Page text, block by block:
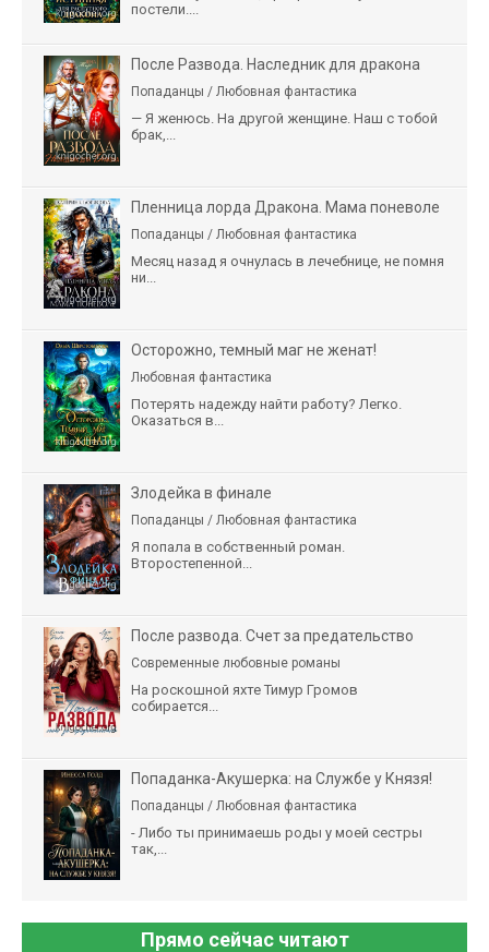
постели....
После Развода. Наследник для дракона
Попаданцы / Любовная фантастика
— Я женюсь. На другой женщине. Наш с тобой
брак,...
Пленница лорда Дракона. Мама поневоле
Попаданцы / Любовная фантастика
Месяц назад я очнулась в лечебнице, не помня
ни...
Осторожно, темный маг не женат!
Любовная фантастика
Потерять надежду найти работу? Легко.
Оказаться в...
Злодейка в финале
Попаданцы / Любовная фантастика
Я попала в собственный роман.
Второстепенной...
После развода. Счет за предательство
Современные любовные романы
На роскошной яхте Тимур Громов
собирается...
Попаданка-Акушерка: на Службе у Князя!
Попаданцы / Любовная фантастика
- Либо ты принимаешь роды у моей сестры
так,...
Прямо сейчас читают